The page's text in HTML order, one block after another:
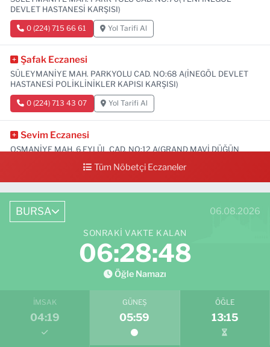
DEVLET HASTANESİ KARŞISI)
0 (224) 715 66 61 Yol Tarifi Al
Şafak Eczanesi
SÜLEYMANİYE MAH. PARKYOLU CAD. NO:68 A(İNEGÖL DEVLET
HASTANESİ POLİKLİNİKLER KAPISI KARŞISI)
0 (224) 713 43 07 Yol Tarifi Al
Sevim Eczanesi
OSMANİYE MAH. 6 EYLÜL CAD. NO:12 A(GRAND MAVİ DÜĞÜN
Tüm Nöbetçi Eczaneler
BURSA 06.08.2026
SONRAKI VAKTE KALAN
06:28:47
Öğle Namazı
İMSAK
04:19
GÜNEŞ
05:59
ÖĞLE
13:15